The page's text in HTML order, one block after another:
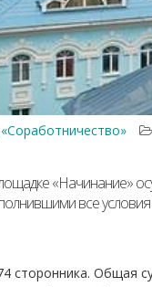
«Начинание»
все условия
сторонника. Общая